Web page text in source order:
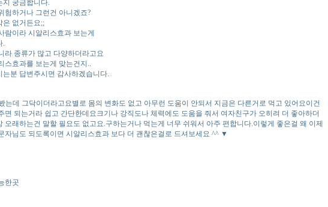
지 궁금합니다.
험하거나 그런건 아니겠죠?
은 없거든요;;
람이라 시알리스효과 보는게
.
라 종류가 많고 다양하더라고요
스효과를 보는게 맞는건지..
분 답변주시면 감사하겠습니다.
는데 그닥이더라고요별로 몸의 변화도 없고 아무런 도움이 안되서 지금은 다른거로 먹고 있어요이건
면 되는거라 쉽고 간단한데요크기나 강직도나 체력에도 도움을 줘서 여자친구가 오히려 더 좋아하더
오래하는건 말할 필요도 없고요.구하는거나 먹는게 너무 쉬워서 아주 편합니다.이렇게 좋은걸 왜 이제
자님도 되도록이면 시알리스효과 보다 더 괜찮은걸로 드셔보세요 ^^ ▼
한곳